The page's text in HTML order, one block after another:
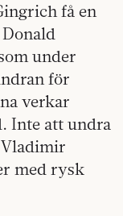
få en
under
för
verkar
Inte att undra
med rysk